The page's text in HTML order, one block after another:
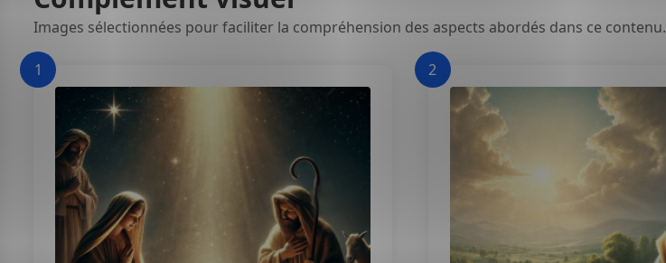
Images sélectionnées pour faciliter la compréhension des aspects abordés dans ce contenu.
1 2